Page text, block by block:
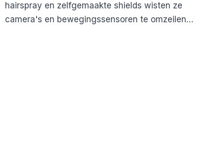
hairspray en zelfgemaakte shields wisten ze
camera's en bewegingssensoren te omzeilen…